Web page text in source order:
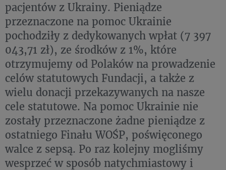
pacjentów z Ukrainy. Pieniądze
przeznaczone na pomoc Ukrainie
pochodziły z dedykowanych wpłat (7 397
043,71 zł), ze środków z 1%, które
otrzymujemy od Polaków na prowadzenie
celów statutowych Fundacji, a także z
wielu donacji przekazywanych na nasze
cele statutowe. Na pomoc Ukrainie nie
zostały przeznaczone żadne pieniądze z
ostatniego Finału WOŚP, poświęconego
walce z sepsą. Po raz kolejny mogliśmy
wesprzeć w sposób natychmiastowy i